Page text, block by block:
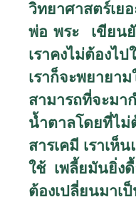
วิทยาศาสตร์เย
พ่อ พระ เขียนยั
เราคงไม่ต้องไ
เราก็จะพยา
สามารถที่จะมา
น้ำตาลโดยที่ไ
สารเคมี เราเห็
ใช้ เพลี้ยมันยิ่ง
ต้องเปลี่ยนมาเ